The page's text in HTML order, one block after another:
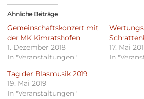
,
u
m
ü
b
e
T
w
i
t
t
e
r
z
,
u
m
a
u
f
F
a
c
e
o
z
Ähnliche Beiträge
Gemeinschaftskonzert mit
der MK Kimratshofen
1. Dezember 2018
In "Veranstaltungen"
17. Mai
In
Tag der Blasmusik 2019
19. Mai 2019
In "Veranstaltungen"